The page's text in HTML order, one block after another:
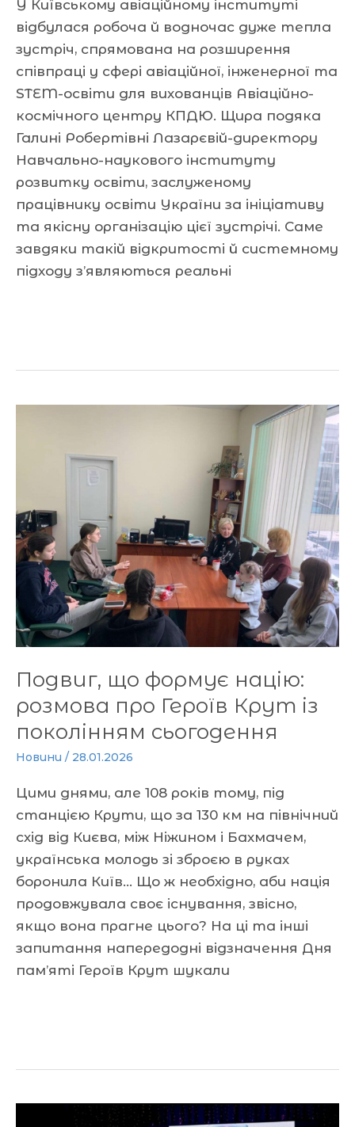
У Київському авіаційному інституті
відбулася робоча й водночас дуже тепла
зустріч, спрямована на розширення
співпраці у сфері авіаційної, інженерної та
STEM-освіти для вихованців Авіаційно-
космічного центру КПДЮ. Щира подяка
Галині Робертівні Лазарєвій-директору
Навчально-наукового інституту
розвитку освіти, заслуженому
працівнику освіти України за ініціативу
та якісну організацію цієї зустрічі. Саме
завдяки такій відкритості й системному
підходу з’являються реальні
Подвиг, що формує націю:
розмова про Героїв Крут із
поколінням сьогодення
Новини / 28.01.2026
Цими днями, але 108 років тому, під
станцією Крути, що за 130 км на північний
схід від Києва, між Ніжином і Бахмачем,
українська молодь зі зброєю в руках
боронила Київ… Що ж необхідно, аби нація
продовжувала своє існування, звісно,
якщо вона прагне цього? На ці та інші
запитання напередодні відзначення Дня
пам’яті Героїв Крут шукали
формує
про
Героїв
Крут
поколінням
сьогодення